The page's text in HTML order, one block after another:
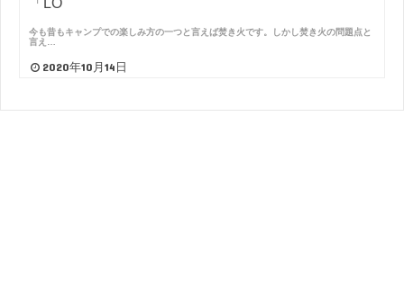
「LO
今も昔もキャンプでの楽しみ方の一つと言えば焚き火です。しかし焚き火の問題点と
言え…
2020年10月14日